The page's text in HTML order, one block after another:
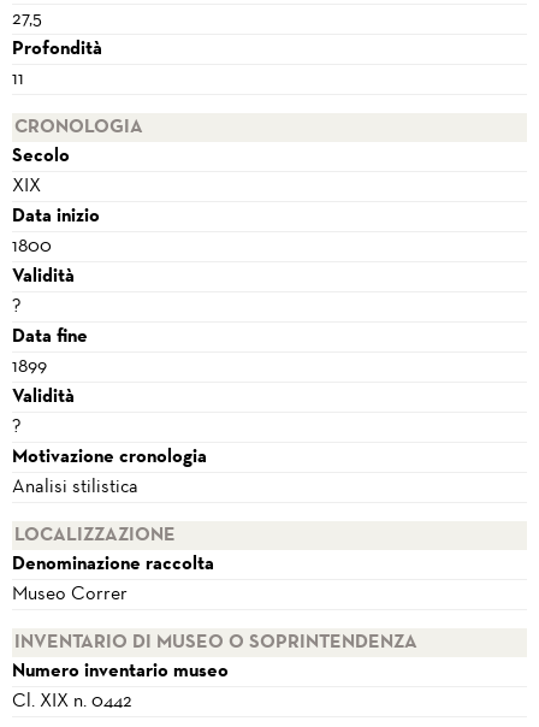
27,5
Profondità
11
CRONOLOGIA
Secolo
XIX
Data inizio
1800
Validità
?
Data fine
1899
Validità
?
Motivazione cronologia
Analisi stilistica
LOCALIZZAZIONE
Denominazione raccolta
Museo Correr
INVENTARIO DI MUSEO O SOPRINTENDENZA
Numero inventario museo
Cl. XIX n. 0442